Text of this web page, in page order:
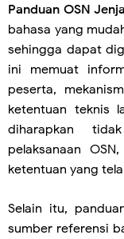
Panduan OSN
bahasa yang
sehingga dapat
ini memuat
peserta,
ketentuan teknis
diharapkan
pelaksanaan
ketentuan yang
Selain itu,
sumber referensi